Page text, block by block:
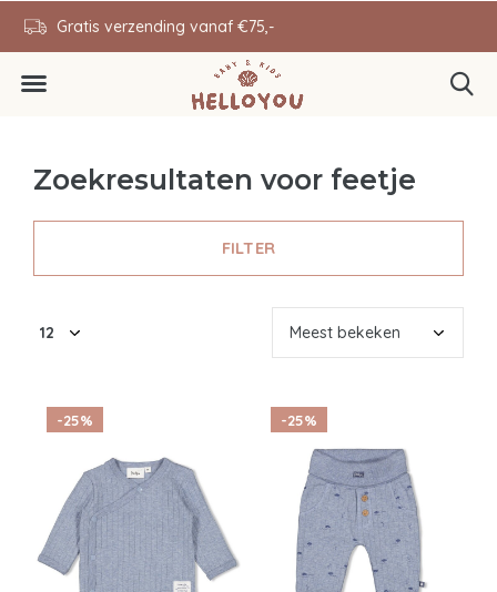
Gratis verzending vanaf €75,-
Zoekresultaten voor feetje
FILTER
-25% -25%